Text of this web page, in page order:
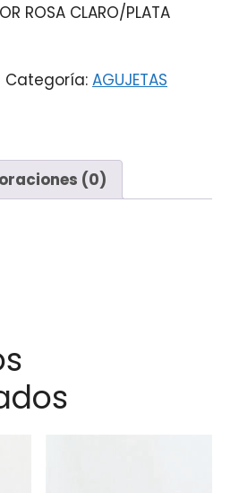
ROSA CLARO/PLATA
Categoría: AGUJETAS
(0)